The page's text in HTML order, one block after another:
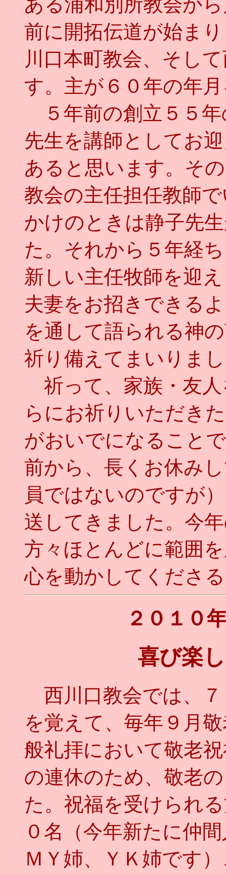
前に開拓伝道が始ま
川口本町教会、そし
す。主が６０年の年
５年前の創立５５年
先生を講師としてお
あると思います。そ
教会の主任担任教師
かけのときは静子先
た。それから５年経
新しい主任牧師を迎
夫妻をお招きできる
を通して語られる神
祈り備えてまいりま
祈って、家族・友
らにお祈りいただき
がおいでになること
前から、長くお休み
員ではないのですが
送してきました。今
方々ほとんどに範囲
心を動かしてくださ
２０１
喜び楽
西川口教会では、７
を覚えて、毎年９月
般礼拝において敬老
の連休のため、敬老
た。祝福を受けられ
０名（今年新たに仲
ＭＹ姉、ＹＫ姉です